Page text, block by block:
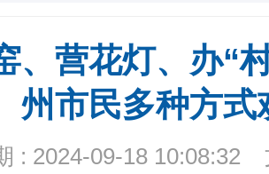
、营花灯、办
州市民多种方式
: 2024-09-18 10:08:32